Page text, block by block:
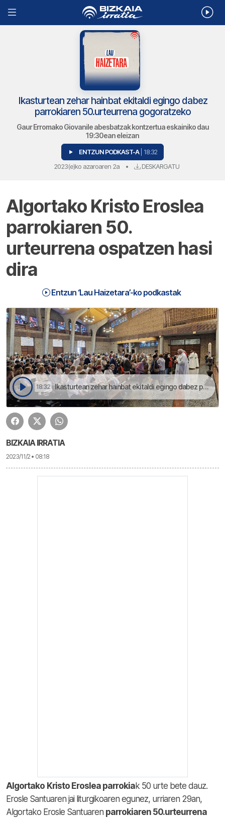
Ikasturtean zehar hainbat ekitaldi egingo dabez
parrokiaren 50.urteurrena gogoratzeko
Gaur Erromako Giovanile abesbatzak kontzertua eskainiko dau
19:30ean eleizan
ENTZUN PODKAST-A | 18:32
2023(e)ko azaroaren 2a • DESKARGATU
Algortako Kristo Eroslea
parrokiaren 50.
urteurrena ospatzen hasi
dira
Entzun ‘Lau Haizetara’-ko podkastak
18:32 Ikasturtean zehar hainbat ekitaldi egingo dabez parrokiaren 50.urteurrena gogoratzeko | Lau Haizetara
BIZKAIA IRRATIA
2023/11/2 • 08:18
Algortako Kristo Eroslea parrokiak 50 urte bete dauz.
Erosle Santuaren jai liturgikoaren egunez, urriaren 29an,
Algortako Erosle Santuaren parrokiaren 50.urteurrena